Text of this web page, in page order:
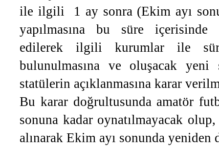
ile ilgili 1 ay sonra (Ekim ayı
yapılmasına bu süre
edilerek ilgili kurumlar ile
bulunulmasına ve oluşacak
statülerin açıklanmasına karar
Bu karar doğrultusunda amatör
sonuna kadar oynatılmayacak
alınarak Ekim ayı sonunda